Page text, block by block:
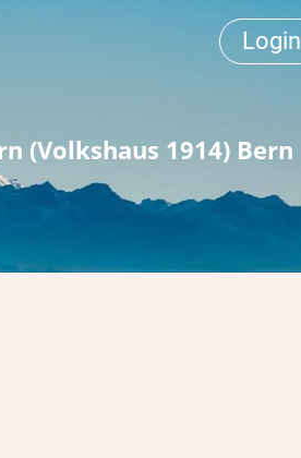
Login
(Volkshaus 1914) Bern